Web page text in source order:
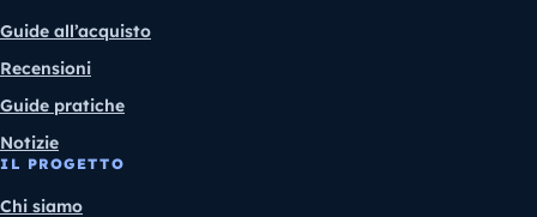
Guide all’acquisto
Recensioni
Guide pratiche
Notizie
IL PROGETTO
Chi siamo